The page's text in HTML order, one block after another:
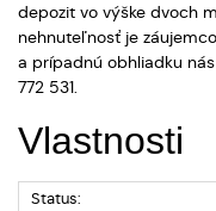
depozit vo výške dvoch
nehnuteľnosť je
a prípadnú obhliadku
772 531.
Vlastnosti
Status: